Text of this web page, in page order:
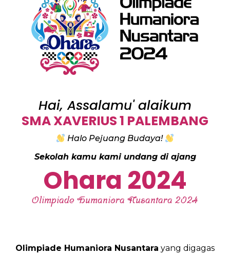
Hai, Assalamu' alaikum
SMA XAVERIUS 1 PALEMBANG
Halo Pejuang Budaya!
Sekolah kamu kami undang di ajang
Ohara 2024
Olimpiade Humaniora Nusantara 2024
Olimpiade Humaniora Nusantara yang digagas